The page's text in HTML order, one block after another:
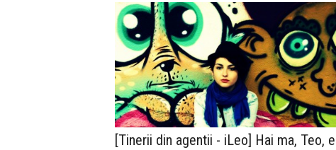
[Tinerii din agentii - iLeo] Hai ma, Teo, e